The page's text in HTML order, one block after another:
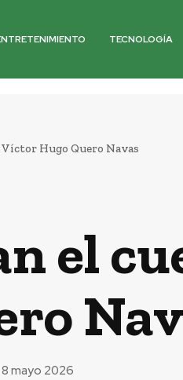
TECNOLOGÍA
Hugo Quero Navas
el
8 mayo 2026